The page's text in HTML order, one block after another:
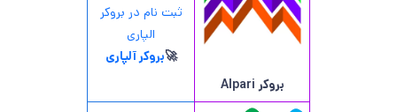
بروکر Alpari
ثبت نام در بروکر
الپاری
🚀بروکر آلپاری